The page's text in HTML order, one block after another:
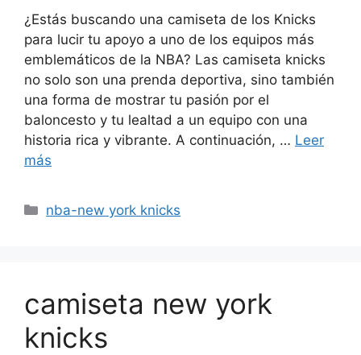
¿Estás buscando una camiseta de los Knicks
para lucir tu apoyo a uno de los equipos más
emblemáticos de la NBA? Las camiseta knicks
no solo son una prenda deportiva, sino también
una forma de mostrar tu pasión por el
baloncesto y tu lealtad a un equipo con una
historia rica y vibrante. A continuación, … Leer
más
Categorías
nba-new york knicks
camiseta new york
knicks